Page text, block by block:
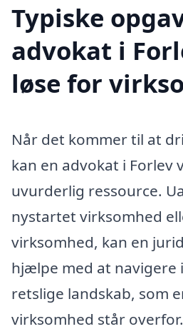
Typiske
advokat i
løse for
Når det kommer til at
kan en advokat i Forlev
uvurderlig ressource.
nystartet virksomhed
virksomhed, kan en
hjælpe med at navigere
retslige landskab, som
virksomhed står